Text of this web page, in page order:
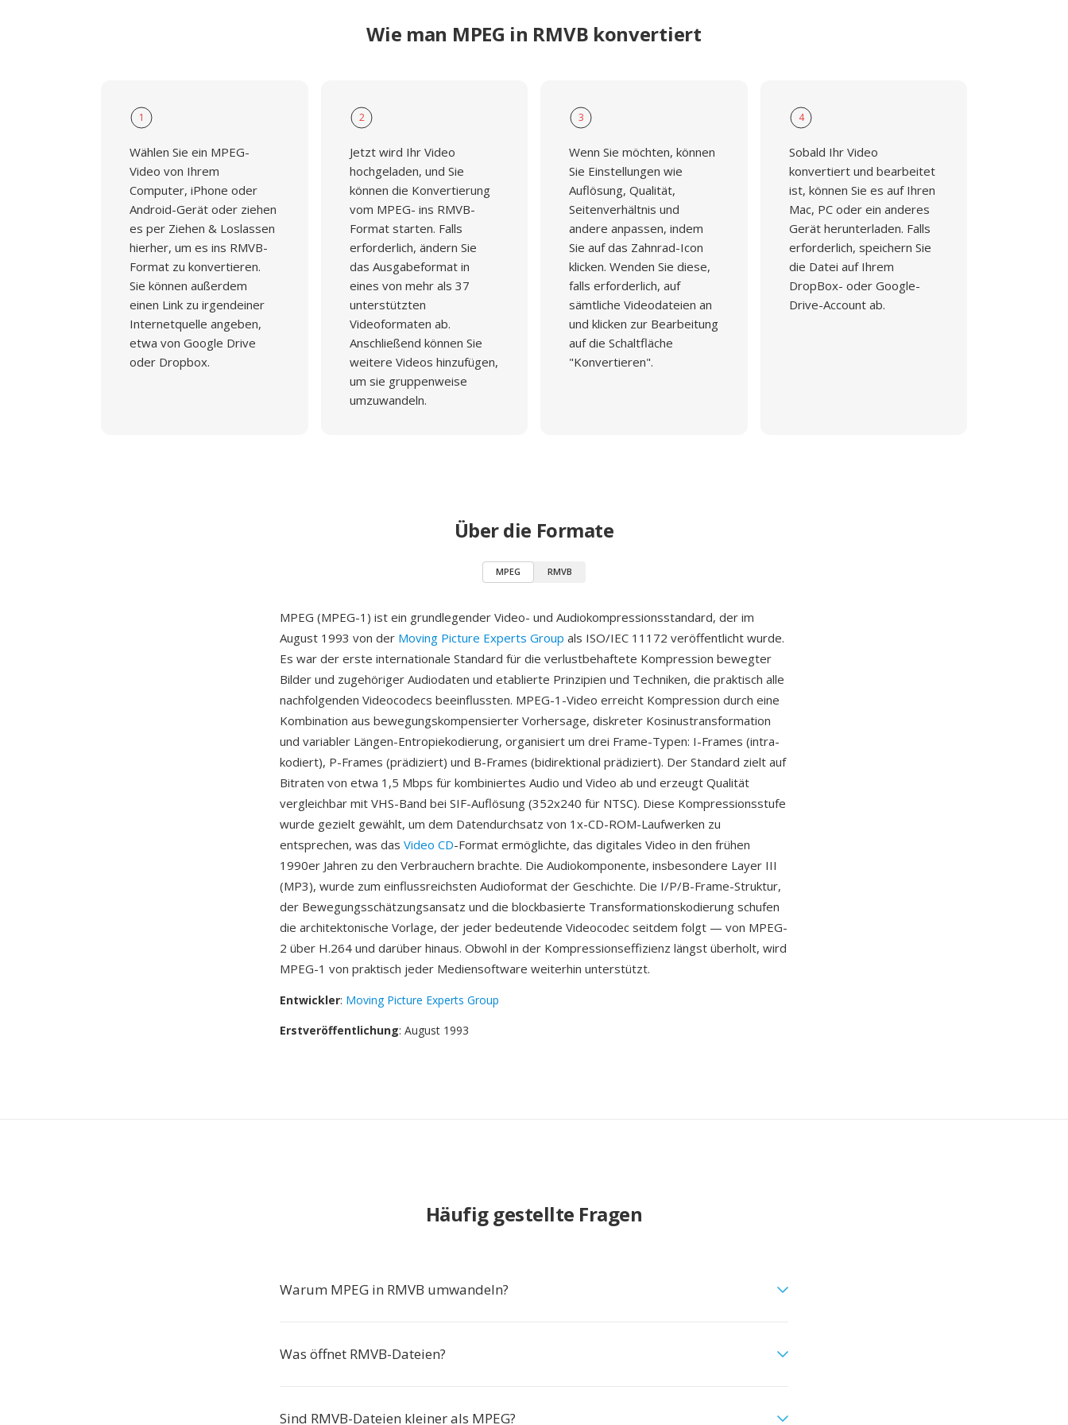
Wie man MPEG in RMVB konvertiert
1
Wählen Sie ein MPEG-
Video von Ihrem
Computer, iPhone oder
Android-Gerät oder ziehen
es per Ziehen & Loslassen
hierher, um es ins RMVB-
Format zu konvertieren.
Sie können außerdem
einen Link zu irgendeiner
Internetquelle angeben,
etwa von Google Drive
oder Dropbox.
2
Jetzt wird Ihr Video
hochgeladen, und Sie
können die Konvertierung
vom MPEG- ins RMVB-
Format starten. Falls
erforderlich, ändern Sie
das Ausgabeformat in
eines von mehr als 37
unterstützten
Videoformaten ab.
Anschließend können Sie
weitere Videos hinzufügen,
um sie gruppenweise
umzuwandeln.
3
Wenn Sie möchten, können
Sie Einstellungen wie
Auflösung, Qualität,
Seitenverhältnis und
andere anpassen, indem
Sie auf das Zahnrad-Icon
klicken. Wenden Sie diese,
falls erforderlich, auf
sämtliche Videodateien an
und klicken zur Bearbeitung
auf die Schaltfläche
"Konvertieren".
4
Sobald Ihr Video
konvertiert und bearbeitet
ist, können Sie es auf Ihren
Mac, PC oder ein anderes
Gerät herunterladen. Falls
erforderlich, speichern Sie
die Datei auf Ihrem
DropBox- oder Google-
Drive-Account ab.
Über die Formate
MPEG RMVB
MPEG (MPEG-1) ist ein grundlegender Video- und Audiokompressionsstandard, der im
August 1993 von der Moving Picture Experts Group als ISO/IEC 11172 veröffentlicht wurde.
Es war der erste internationale Standard für die verlustbehaftete Kompression bewegter
Bilder und zugehöriger Audiodaten und etablierte Prinzipien und Techniken, die praktisch alle
nachfolgenden Videocodecs beeinflussten. MPEG-1-Video erreicht Kompression durch eine
Kombination aus bewegungskompensierter Vorhersage, diskreter Kosinustransformation
und variabler Längen-Entropiekodierung, organisiert um drei Frame-Typen: I-Frames (intra-
kodiert), P-Frames (prädiziert) und B-Frames (bidirektional prädiziert). Der Standard zielt auf
Bitraten von etwa 1,5 Mbps für kombiniertes Audio und Video ab und erzeugt Qualität
vergleichbar mit VHS-Band bei SIF-Auflösung (352x240 für NTSC). Diese Kompressionsstufe
wurde gezielt gewählt, um dem Datendurchsatz von 1x-CD-ROM-Laufwerken zu
entsprechen, was das Video CD-Format ermöglichte, das digitales Video in den frühen
1990er Jahren zu den Verbrauchern brachte. Die Audiokomponente, insbesondere Layer III
(MP3), wurde zum einflussreichsten Audioformat der Geschichte. Die I/P/B-Frame-Struktur,
der Bewegungsschätzungsansatz und die blockbasierte Transformationskodierung schufen
die architektonische Vorlage, der jeder bedeutende Videocodec seitdem folgt — von MPEG-
2 über H.264 und darüber hinaus. Obwohl in der Kompressionseffizienz längst überholt, wird
MPEG-1 von praktisch jeder Mediensoftware weiterhin unterstützt.
Entwickler: Moving Picture Experts Group
Erstveröffentlichung: August 1993
Häufig gestellte Fragen
Warum MPEG in RMVB umwandeln?
Was öffnet RMVB-Dateien?
Sind RMVB-Dateien kleiner als MPEG?